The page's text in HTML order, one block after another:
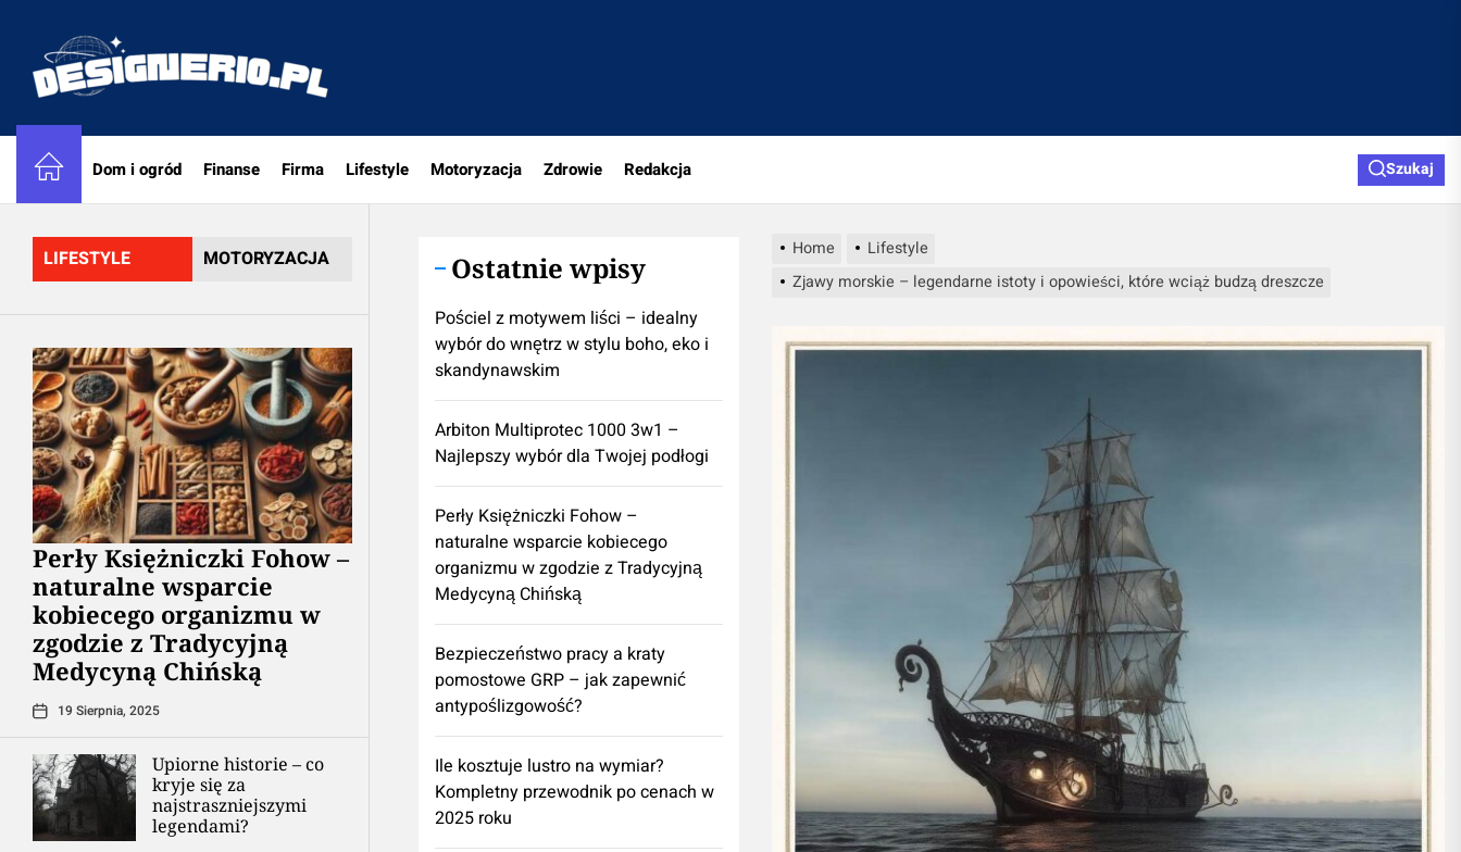
content
Dom i ogród Finanse Firma Lifestyle Motoryzacja Zdrowie Redakcja Szukaj
LIFESTYLE MOTORYZACJA
Perły Księżniczki Fohow –
naturalne wsparcie
kobiecego organizmu w
zgodzie z Tradycyjną
Medycyną Chińską
19 Sierpnia, 2025
Upiorne historie – co
kryje się za
najstraszniejszymi
legendami?
Home
Lifestyle
Zjawy morskie – legendarne istoty i opowieści, które wciąż budzą dreszcze
Ostatnie wpisy
Pościel z motywem liści – idealny
wybór do wnętrz w stylu boho, eko i
skandynawskim
Arbiton Multiprotec 1000 3w1 –
Najlepszy wybór dla Twojej podłogi
Perły Księżniczki Fohow –
naturalne wsparcie kobiecego
organizmu w zgodzie z Tradycyjną
Medycyną Chińską
Bezpieczeństwo pracy a kraty
pomostowe GRP – jak zapewnić
antypoślizgowość?
Ile kosztuje lustro na wymiar?
Kompletny przewodnik po cenach w
2025 roku